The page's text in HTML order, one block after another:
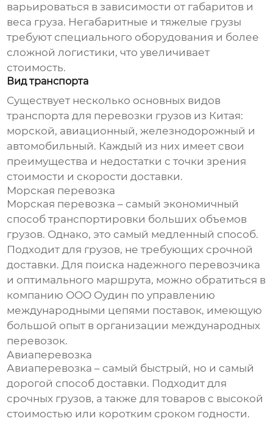
варьироваться в зависимости от габаритов и
веса груза. Негабаритные и тяжелые грузы
требуют специального оборудования и более
сложной логистики, что увеличивает
стоимость.
Вид транспорта
Существует несколько основных видов
транспорта для перевозки грузов из Китая:
морской, авиационный, железнодорожный и
автомобильный. Каждый из них имеет свои
преимущества и недостатки с точки зрения
стоимости и скорости доставки.
Морская перевозка
Морская перевозка – самый экономичный
способ транспортировки больших объемов
грузов. Однако, это самый медленный способ.
Подходит для грузов, не требующих срочной
доставки. Для поиска надежного перевозчика
и оптимального маршрута, можно обратиться в
компанию ООО Оудин по управлению
международными цепями поставок, имеющую
большой опыт в организации международных
перевозок.
Авиаперевозка
Авиаперевозка – самый быстрый, но и самый
дорогой способ доставки. Подходит для
срочных грузов, а также для товаров с высокой
стоимостью или коротким сроком годности.